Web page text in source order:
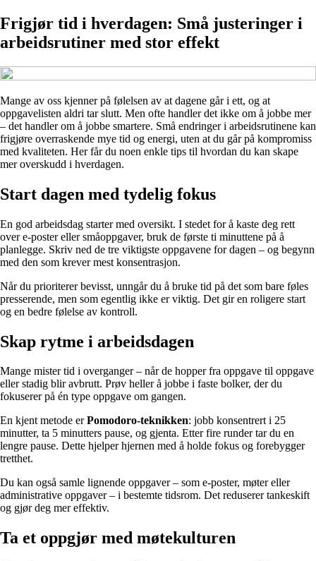
Frigjør tid i hverdagen: Små justeringer i
arbeidsrutiner med stor effekt
Mange av oss kjenner på følelsen av at dagene går i ett, og at
oppgavelisten aldri tar slutt. Men ofte handler det ikke om å jobbe mer
– det handler om å jobbe smartere. Små endringer i arbeidsrutinene kan
frigjøre overraskende mye tid og energi, uten at du går på kompromiss
med kvaliteten. Her får du noen enkle tips til hvordan du kan skape
mer overskudd i hverdagen.
Start dagen med tydelig fokus
En god arbeidsdag starter med oversikt. I stedet for å kaste deg rett
over e-poster eller småoppgaver, bruk de første ti minuttene på å
planlegge. Skriv ned de tre viktigste oppgavene for dagen – og begynn
med den som krever mest konsentrasjon.
Når du prioriterer bevisst, unngår du å bruke tid på det som bare føles
presserende, men som egentlig ikke er viktig. Det gir en roligere start
og en bedre følelse av kontroll.
Skap rytme i arbeidsdagen
Mange mister tid i overganger – når de hopper fra oppgave til oppgave
eller stadig blir avbrutt. Prøv heller å jobbe i faste bolker, der du
fokuserer på én type oppgave om gangen.
En kjent metode erPomodoro-teknikken: jobb konsentrert i 25
minutter, ta 5 minutters pause, og gjenta. Etter fire runder tar du en
lengre pause. Dette hjelper hjernen med å holde fokus og forebygger
tretthet.
Du kan også samle lignende oppgaver – som e-poster, møter eller
administrative oppgaver – i bestemte tidsrom. Det reduserer tankeskift
og gjør deg mer effektiv.
Ta et oppgjør med møtekulturen